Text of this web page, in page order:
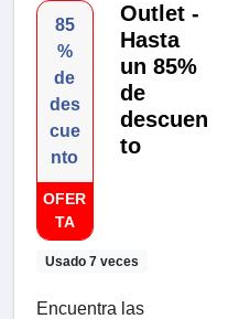
85
%
de
des
cue
nto
OFER
TA
Usado 7 veces
Outlet -
Hasta
un 85%
de
descuen
to
Encuentra las